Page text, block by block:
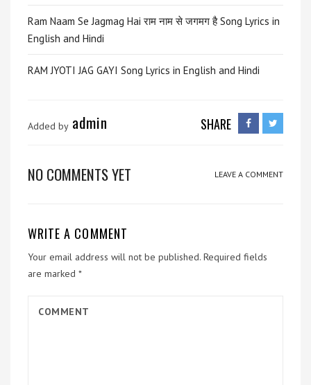
Ram Naam Se Jagmag Hai राम नाम से जगमग है Song Lyrics in
English and Hindi
RAM JYOTI JAG GAYI Song Lyrics in English and Hindi
Added by admin SHARE
NO COMMENTS YET LEAVE A COMMENT
WRITE A COMMENT
Your email address will not be published. Required fields
are marked *